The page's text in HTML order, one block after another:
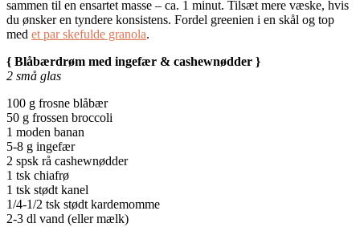
sammen til en ensartet masse – ca. 1 minut. Tilsæt mere væske, hvis
du ønsker en tyndere konsistens. Fordel greenien i en skål og top
med et par skefulde granola.
{ Blåbærdrøm med ingefær & cashewnødder }
2 små glas
100 g frosne blåbær
50 g frossen broccoli
1 moden banan
5-8 g ingefær
2 spsk rå cashewnødder
1 tsk chiafrø
1 tsk stødt kanel
1/4-1/2 tsk stødt kardemomme
2-3 dl vand (eller mælk)